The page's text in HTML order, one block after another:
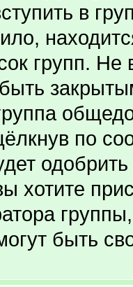
в
групп. Не
по
хотите
быть